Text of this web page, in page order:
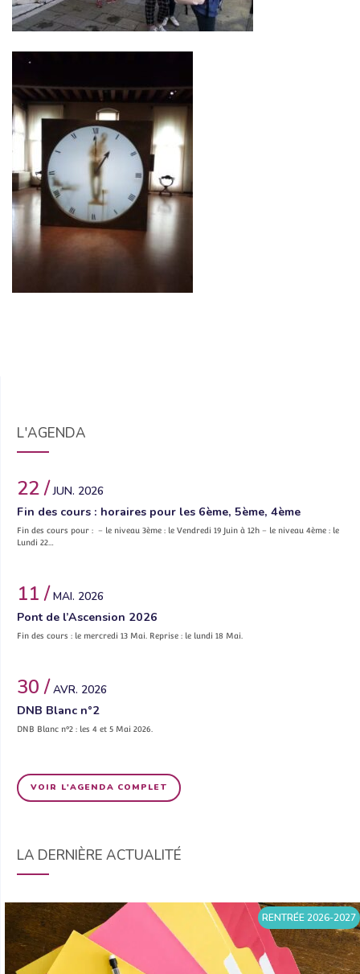
L'AGENDA
22 /JUN. 2026
Fin des cours : horaires pour les 6ème, 5ème, 4ème
Fin des cours pour : – le niveau 3ème : le Vendredi 19 Juin à 12h – le niveau 4ème : le
Lundi 22…
11 / MAI. 2026
Pont de l’Ascension 2026
Fin des cours : le mercredi 13 Mai. Reprise : le lundi 18 Mai.
30 / AVR. 2026
DNB Blanc n°2
DNB Blanc n°2 : les 4 et 5 Mai 2026.
VOIR L'AGENDA COMPLET
LA DERNIÈRE ACTUALITÉ
RENTRÉE 2026-2027